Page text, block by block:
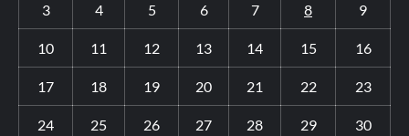
3 4 5 6 7 8 9
10 11 12 13 14 15 16
17 18 19 20 21 22 23
24 25 26 27 28 29 30